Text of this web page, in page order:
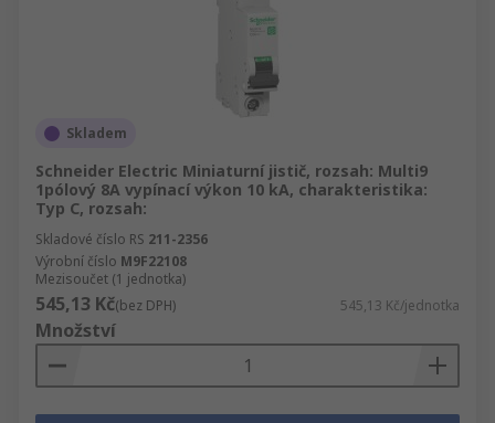
Skladem
Schneider Electric Miniaturní jistič, rozsah: Multi9
1pólový 8A vypínací výkon 10 kA, charakteristika:
Typ C, rozsah:
Skladové číslo RS 211-2356
Výrobní číslo M9F22108
Mezisoučet (1 jednotka)
545,13 Kč(bez DPH) 545,13 Kč/jednotka
Množství